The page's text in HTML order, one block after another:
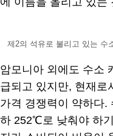
제2의 석유로 불리고 있는 수
암모니아 외에도 수소
급되고 있지만, 현재로
가격 경쟁력이 약하다.
하 252℃로 낮춰야 하